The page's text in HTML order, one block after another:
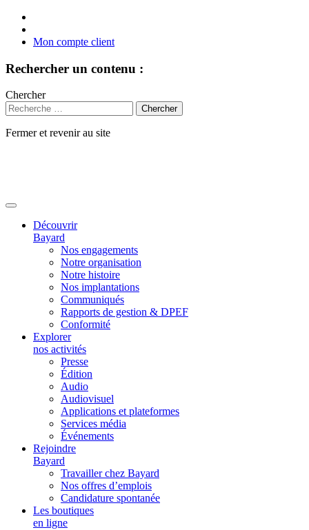
Mon compte client
Rechercher un contenu :
Chercher
Fermer et revenir au site
Découvrir
Bayard
Nos engagements
Notre organisation
Notre histoire
Nos implantations
Communiqués
Rapports de gestion & DPEF
Conformité
Explorer
nos activités
Presse
Édition
Audio
Audiovisuel
Applications et plateformes
Services média
Événements
Rejoindre
Bayard
Travailler chez Bayard
Nos offres d’emplois
Candidature spontanée
Les boutiques
en ligne